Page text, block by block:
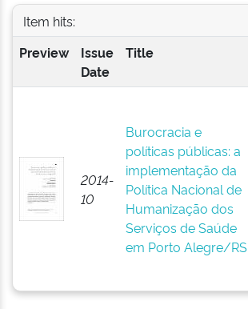
Item hits:
Preview
Issue
Date
Title
2014-
10
Burocracia e
políticas públicas: a
implementação da
Política Nacional de
Humanização dos
Serviços de Saúde
em Porto Alegre/RS